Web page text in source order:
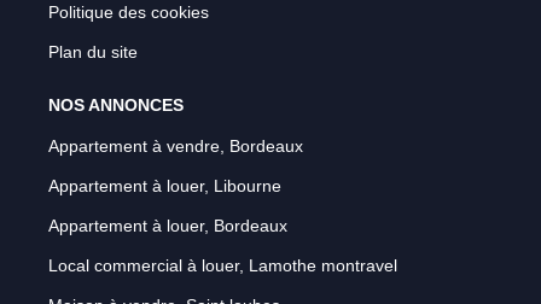
Politique des cookies
Plan du site
NOS ANNONCES
Appartement à vendre, Bordeaux
Appartement à louer, Libourne
Appartement à louer, Bordeaux
Local commercial à louer, Lamothe montravel